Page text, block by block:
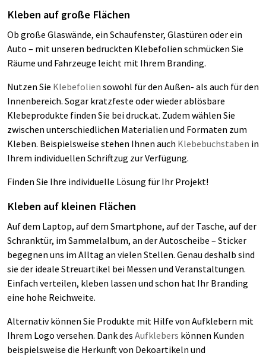
Kleben auf große Flächen
Ob große Glaswände, ein Schaufenster, Glastüren oder ein
Auto – mit unseren bedruckten Klebefolien schmücken Sie
Räume und Fahrzeuge leicht mit Ihrem Branding.
Nutzen Sie Klebefolien sowohl für den Außen- als auch für den
Innenbereich. Sogar kratzfeste oder wieder ablösbare
Klebeprodukte finden Sie bei druck.at. Zudem wählen Sie
zwischen unterschiedlichen Materialien und Formaten zum
Kleben. Beispielsweise stehen Ihnen auch Klebebuchstaben in
Ihrem individuellen Schriftzug zur Verfügung.
Finden Sie Ihre individuelle Lösung für Ihr Projekt!
Kleben auf kleinen Flächen
Auf dem Laptop, auf dem Smartphone, auf der Tasche, auf der
Schranktür, im Sammelalbum, an der Autoscheibe – Sticker
begegnen uns im Alltag an vielen Stellen. Genau deshalb sind
sie der ideale Streuartikel bei Messen und Veranstaltungen.
Einfach verteilen, kleben lassen und schon hat Ihr Branding
eine hohe Reichweite.
Alternativ können Sie Produkte mit Hilfe von Aufklebern mit
Ihrem Logo versehen. Dank des Aufklebers können Kunden
beispielsweise die Herkunft von Dekoartikeln und